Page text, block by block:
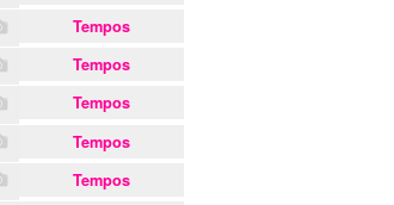
Tempos
Tempos
Tempos
Tempos
Tempos